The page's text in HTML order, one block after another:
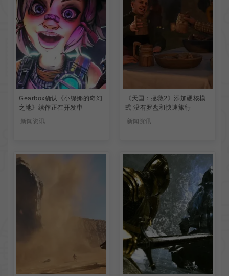
Gearbox确认《小缇娜的奇幻
之地》续作正在开发中
新闻资讯
《天国：拯救2》添加硬核模
式 没有罗盘和快速旅行
新闻资讯